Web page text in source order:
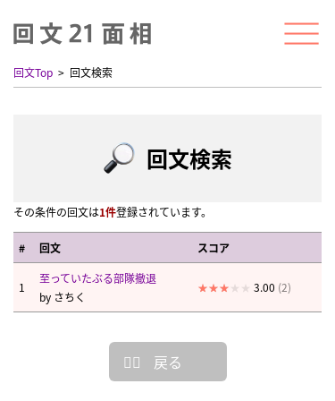
回文Top 回文検索
回文検索
その条件の回文は1件登録されています。
# 回文 スコア
1
至っていたぶる部隊撤退
by さちく
3.00 (2)
戻る